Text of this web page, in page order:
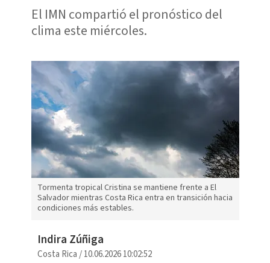
El IMN compartió el pronóstico del
clima este miércoles.
Tormenta tropical Cristina se mantiene frente a El
Salvador mientras Costa Rica entra en transición hacia
condiciones más estables.
Indira Zúñiga
Costa Rica /10.06.2026 10:02:52